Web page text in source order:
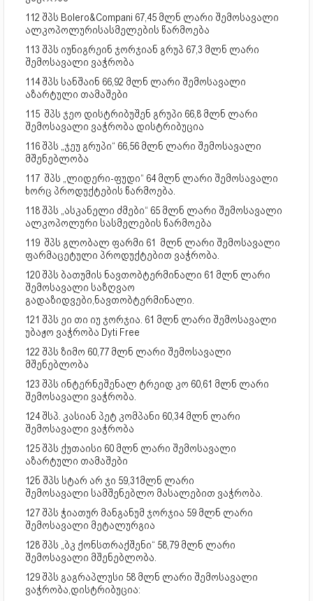
112 შპს Bolero&Compani 67,45 მლნ ლარი შემოსავალი
ალკოპოლურისასმელების წარმოება
113 შპს იუნიგრეინ ჯორჯიან გრუპ 67,3 მლნ ლარი
შემოსავალი ვაჭრობა
114 შპს სანშაინ 66,92 მლნ ლარი შემოსავალი
აზარტული თამაშები
115 შპს ჯეო დისტრიბუშენ გრუპი 66,8 მლნ ლარი
შემოსავალი ვაჭრობა დისტრიბუცია
116 შპს „ჯეუ გრუპი“ 66,56 მლნ ლარი შემოსავალი
მშენებლობა
117 შპს „ლიდერი-ფუდი“ 64 მლნ ლარი შემოსავალი
ხორც პროდუქტების წარმოება.
118 შპს „ასკანელი ძმები“ 65 მლნ ლარი შემოსავალი
ალკოპოლური სასმელების წარმოება
119 შპს გლობალ ფარმი 61 მლნ ლარი შემოსავალი
ფარმაცეტული პროდუქტებით ვაჭრობა.
120 შპს ბათუმის ნავთობტერმინალი 61 მლნ ლარი
შემოსავალი საზღვაო
გადაზიდვები,ნავთობტერმინალი.
121 შპს ეი თი იუ ჯორჯია. 61 მლნ ლარი შემოსავალი
უბაჟო ვაჭრობა Dyti Free
122 შპს ზიმო 60,77 მლნ ლარი შემოსავალი
მშენებლობა
123 შპს ინტერნეშენალ ტრეიდ კო 60,61 მლნ ლარი
შემოსავალი ვაჭრობა.
124 შსპ. კასიან პეტ კომპანი 60,34 მლნ ლარი
შემოსავალი ვაჭრობა
125 შპს ქუთაისი 60 მლნ ლარი შემოსავალი
აზარტული თამაშები
12ნ შპს სტარ არ ჯი 59,31მლნ ლარი
შემოსავალი სამშენებლო მასალებით ვაჭრობა.
127 შპს ჭიათურ მანგანუმ ჯორჯია 59 მლნ ლარი
შემოსავალი მეტალურგია
128 შპს „ბკ ქონსთრაქშენი“ 58,79 მლნ ლარი
შემოსავალი მშენებლობა.
129 შპს გაგრაპლუსი 58 მლნ ლარი შემოსავალი
ვაჭრობა,დისტრიბუცია: